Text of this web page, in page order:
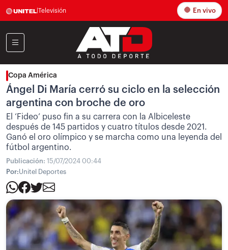
Televisión En vivo
Copa América
Ángel Di María cerró su ciclo en la selección
argentina con broche de oro
El ‘Fideo’ puso fin a su carrera con la Albiceleste
después de 145 partidos y cuatro títulos desde 2021.
Ganó el oro olímpico y se marcha como una leyenda del
fútbol argentino.
Publicación: 15/07/2024 00:44
Por:Unitel Deportes